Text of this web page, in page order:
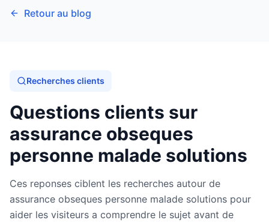
Retour au blog
Recherches clients
Questions clients sur
assurance obseques
personne malade solutions
Ces reponses ciblent les recherches autour de
assurance obseques personne malade solutions pour
aider les visiteurs a comprendre le sujet avant de